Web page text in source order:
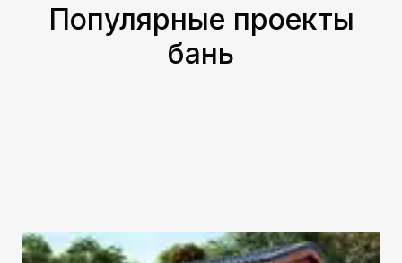
Популярные проекты
бань